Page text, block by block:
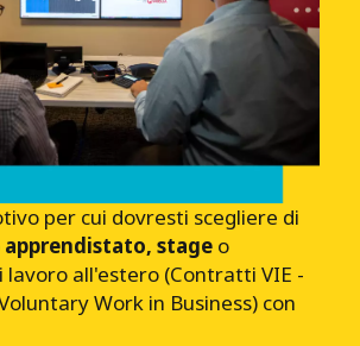
per cui dovresti scegliere di
apprendistato, stage o
all'estero (Contratti VIE -
Work in Business) con